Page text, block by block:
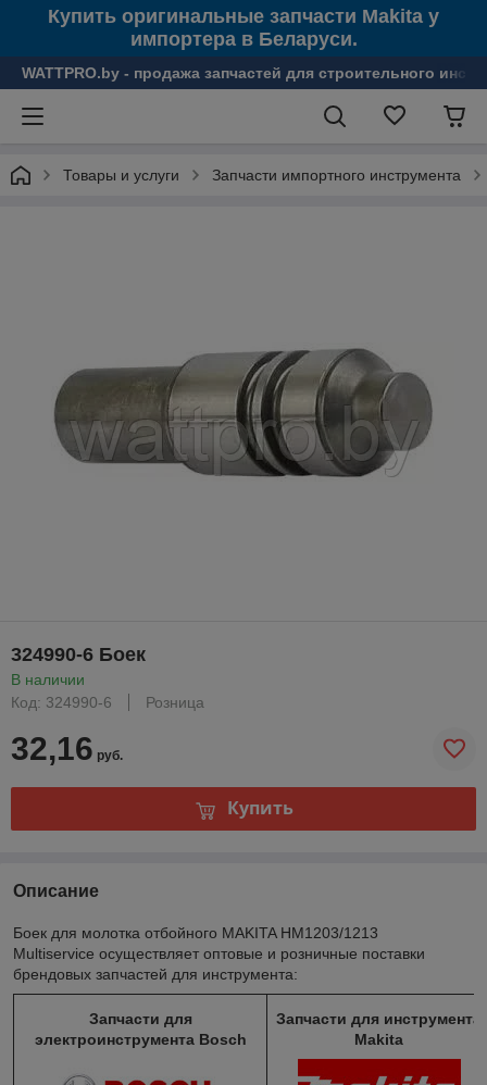
Купить оригинальные запчасти Makita у
импортера в Беларуси.
WATTPRO.by - продажа запчастей для строительного
Товары и услуги Запчасти импортного инструмента
324990-6 Боек
В наличии
Код: 324990-6
Розница
32,16 руб.
Купить
Описание
Боек для молотка отбойного MAKITA HM1203/1213
Multiservice осуществляет оптовые и розничные поставки
брендовых запчастей для инструмента:
Запчасти для
электроинструмента Bosch
Запчасти для инструмента
Makita